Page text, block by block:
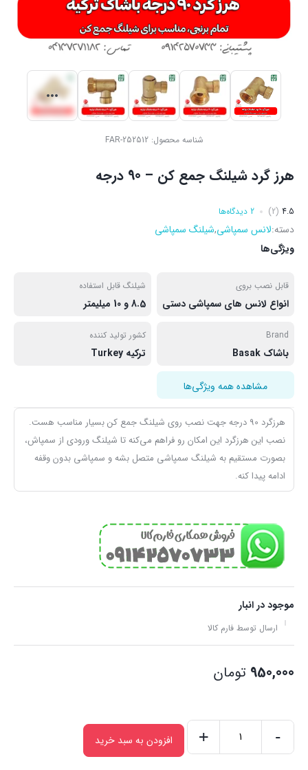
شناسه محصول: FAR-252512
هرز گرد شیلنگ جمع کن – 90 درجه
4.5
(2) 2 دیدگاه‌ها
دسته: لانس سمپاشی,شیلنگ سمپاشی
ویژگی‌ها
قابل نصب بروی
انواع لانس های سمپاشی دستی
شیلنگ قابل استفاده
8.5 و 10 میلیمتر
Brand
باشاک Basak
کشور تولید کننده
ترکیه Turkey
مشاهده همه ویژگی‌ها
هرزگرد 90 درجه جهت نصب روی شیلنگ جمع کن بسیار مناسب هست.
نصب این هرزگرد این امکان رو فراهم می‌کنه تا شیلنگ ورودی از سمپاش،
بصورت مستقیم به شیلنگ سمپاشی متصل بشه و سمپاشی بدون وقفه
ادامه پیدا کنه.
موجود در انبار
ارسال توسط فارم کالا
950,000 تومان
-
+ افزودن به سبد خرید